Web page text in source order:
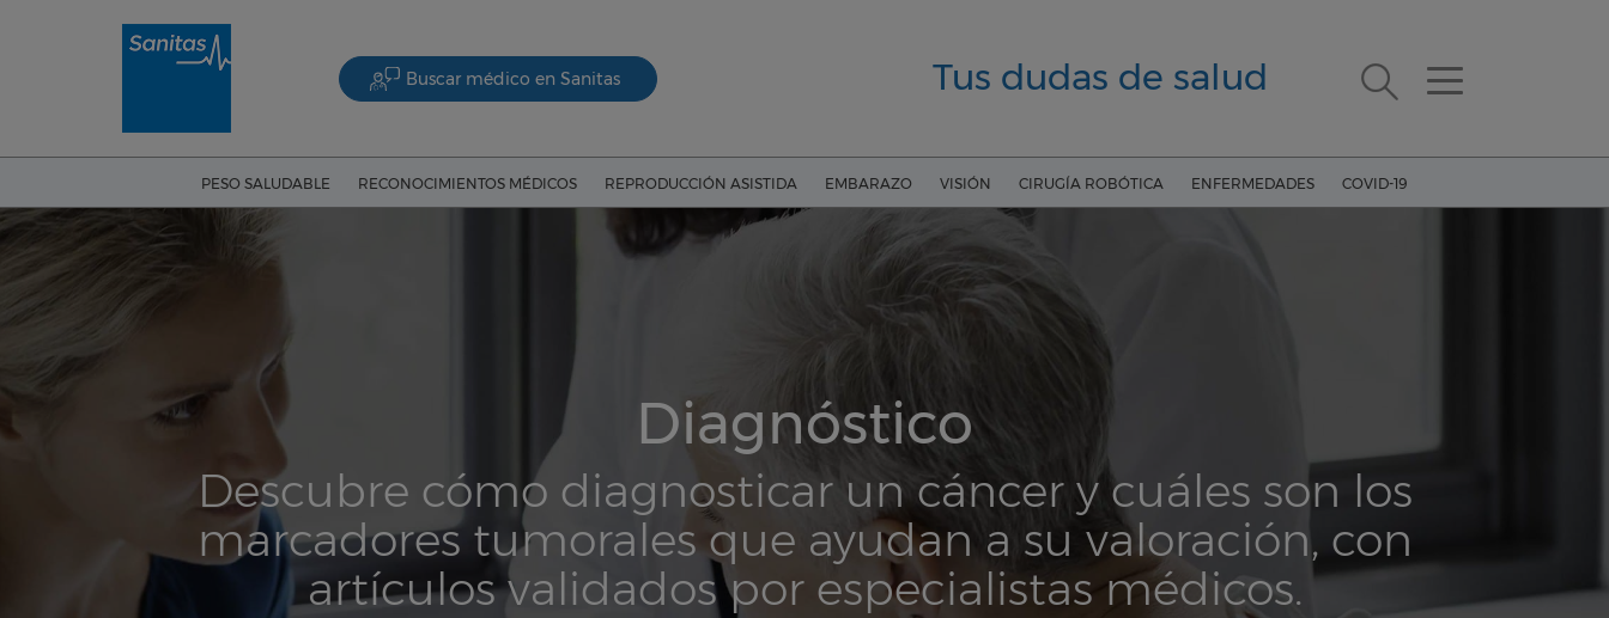
Buscar médico en Sanitas Tus dudas de salud
PESO SALUDABLE RECONOCIMIENTOS MÉDICOS REPRODUCCIÓN ASISTIDA EMBARAZO VISIÓN CIRUGÍA ROBÓTICA ENFERMEDADES COVID-19
Diagnóstico
Descubre cómo diagnosticar un cáncer y cuáles son los
marcadores tumorales que ayudan a su valoración, con
artículos validados por especialistas médicos.